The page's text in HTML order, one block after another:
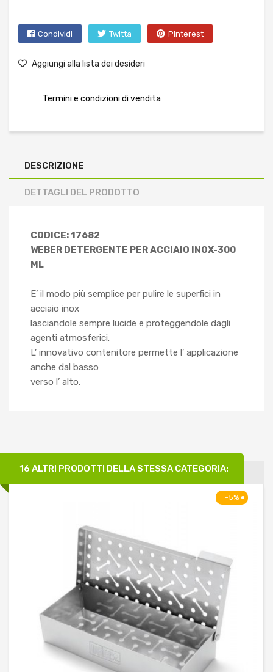
Condividi Twitta Pinterest
Aggiungi alla lista dei desideri
Termini e condizioni di vendita
DESCRIZIONE
DETTAGLI DEL PRODOTTO
CODICE: 17682
WEBER DETERGENTE PER ACCIAIO INOX-300
ML
E’ il modo più semplice per pulire le superfici in
acciaio inox
lasciandole sempre lucide e proteggendole dagli
agenti atmosferici.
L’ innovativo contenitore permette l’ applicazione
anche dal basso
verso l’ alto.
16 ALTRI PRODOTTI DELLA STESSA CATEGORIA:
-5%